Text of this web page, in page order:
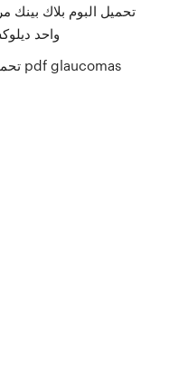
تحميل البوم بلاك بينك
واحد
تحميل pdf glaucomas